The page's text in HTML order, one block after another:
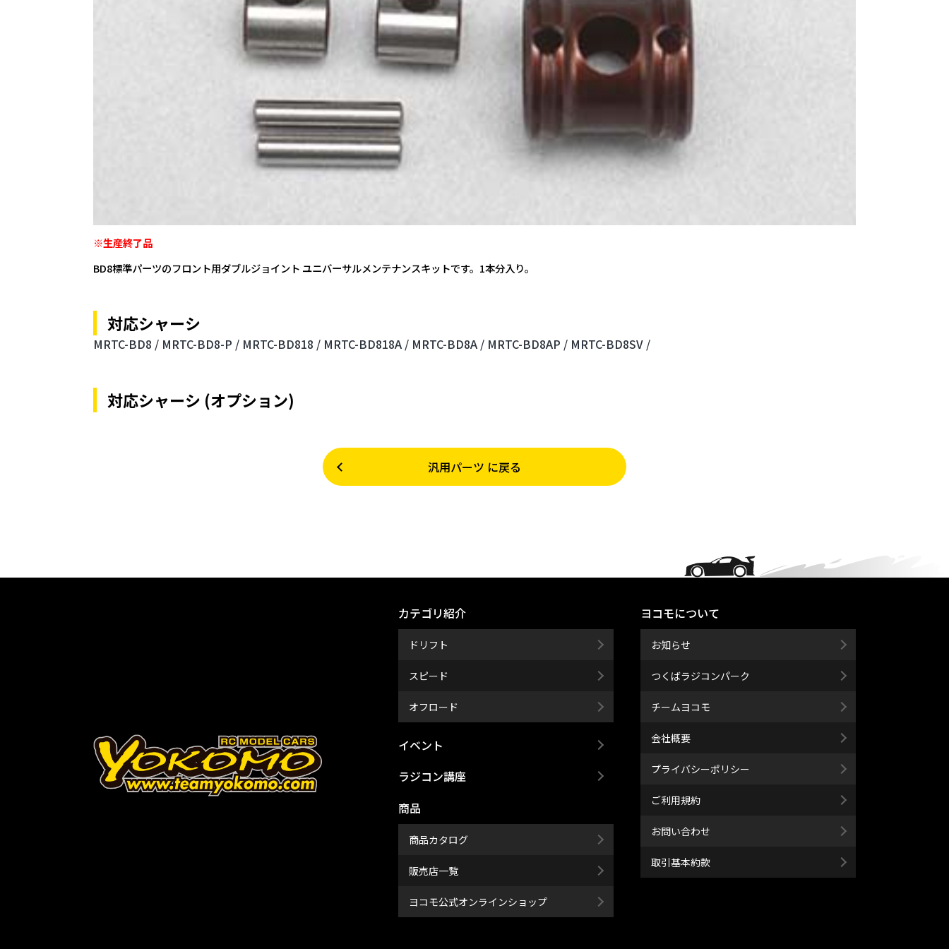
※生産終了品
BD8標準パーツのフロント用ダブルジョイント ユニバーサルメンテナンスキットです。1本分入り。
対応シャーシ
MRTC-BD8 / MRTC-BD8-P / MRTC-BD818 / MRTC-BD818A / MRTC-BD8A / MRTC-BD8AP / MRTC-BD8SV /
対応シャーシ (オプション)
汎用パーツ に戻る
カテゴリ紹介
ドリフト
スピード
オフロード
イベント
ラジコン講座
商品
商品カタログ
販売店一覧
ヨコモ公式オンラインショップ
ヨコモについて
お知らせ
つくばラジコンパーク
チームヨコモ
会社概要
プライバシーポリシー
ご利用規約
お問い合わせ
取引基本約款